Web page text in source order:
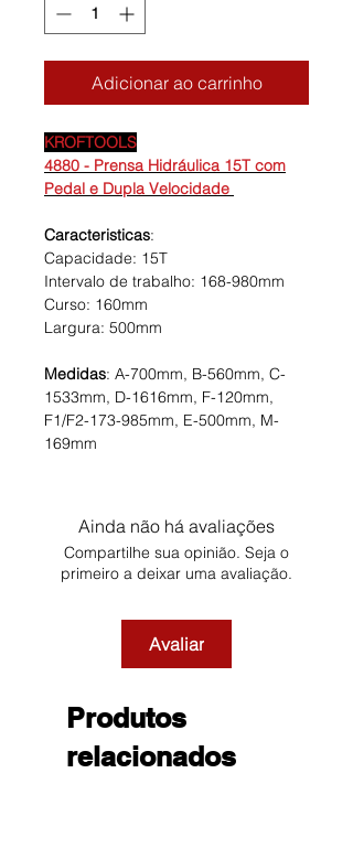
Adicionar ao carrinho
KROFTOOLS
4880 - Prensa Hidráulica 15T com
Pedal e Dupla Velocidade
Caracteristicas:
Capacidade: 15T
Intervalo de trabalho: 168-980mm
Curso: 160mm
Largura: 500mm
Medidas: A-700mm, B-560mm, C-
1533mm, D-1616mm, F-120mm,
F1/F2-173-985mm, E-500mm, M-
169mm
Ainda não há avaliações
Compartilhe sua opinião. Seja o
primeiro a deixar uma avaliação.
Avaliar
Produtos
relacionados